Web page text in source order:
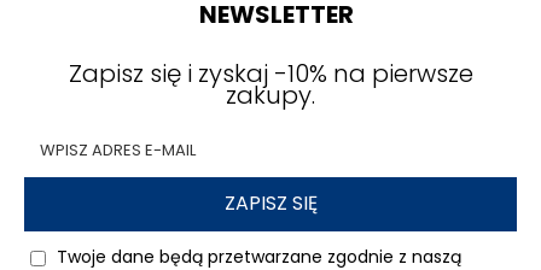
NEWSLETTER
Zapisz się i zyskaj -10% na pierwsze
zakupy.
ZAPISZ SIĘ
Twoje dane będą przetwarzane zgodnie z naszą